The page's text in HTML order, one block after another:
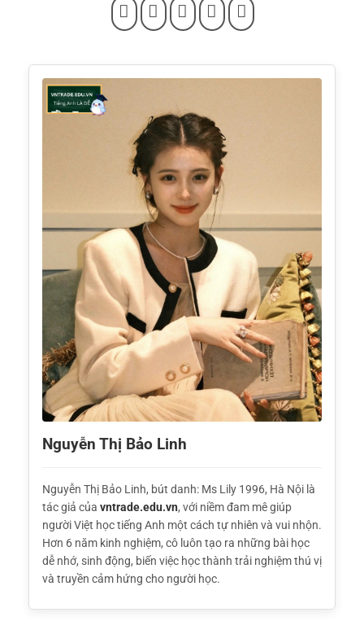
Nguyễn Thị Bảo Linh
Nguyễn Thị Bảo Linh, bút danh: Ms Lily 1996, Hà Nội là
tác giả của vntrade.edu.vn, với niềm đam mê giúp
người Việt học tiếng Anh một cách tự nhiên và vui nhộn.
Hơn 6 năm kinh nghiệm, cô luôn tạo ra những bài học
dễ nhớ, sinh động, biến việc học thành trải nghiệm thú vị
và truyền cảm hứng cho người học.